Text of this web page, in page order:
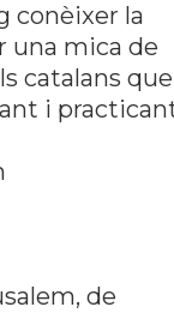
conèixer la
una mica de
catalans que
i
de